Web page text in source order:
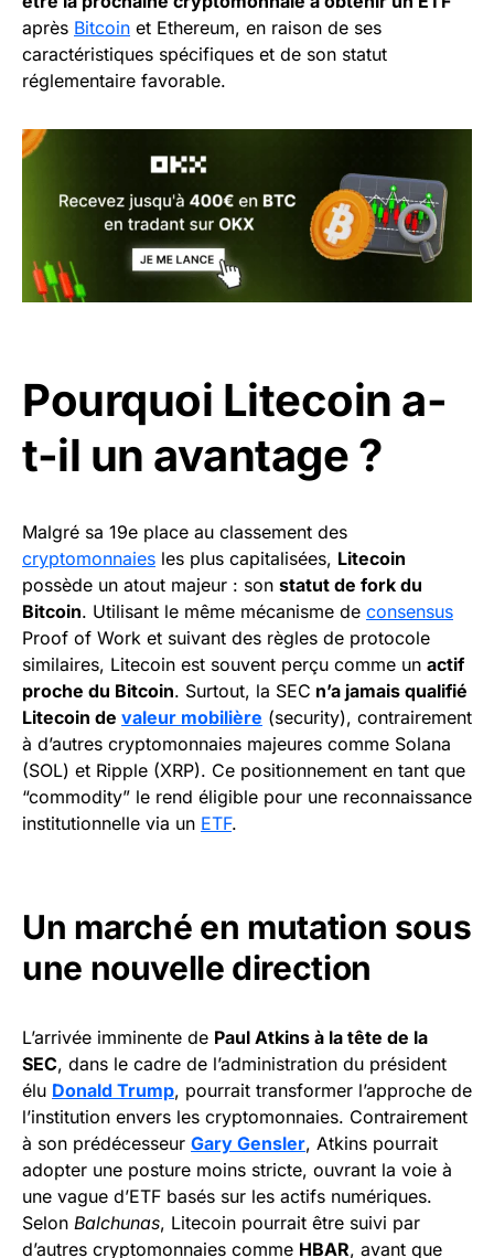
après Bitcoin et Ethereum, en raison de ses
caractéristiques spécifiques et de son statut
réglementaire favorable.
Pourquoi Litecoin a-
t-il un avantage ?
Malgré sa 19e place au classement des
cryptomonnaies les plus capitalisées, Litecoin
possède un atout majeur : son statut de fork du
Bitcoin. Utilisant le même mécanisme de consensus
Proof of Work et suivant des règles de protocole
similaires, Litecoin est souvent perçu comme un actif
proche du Bitcoin. Surtout, la SEC n’a jamais qualifié
Litecoin de valeur mobilière (security), contrairement
à d’autres cryptomonnaies majeures comme Solana
(SOL) et Ripple (XRP). Ce positionnement en tant que
“commodity” le rend éligible pour une reconnaissance
institutionnelle via un ETF.
Un marché en mutation sous
une nouvelle direction
L’arrivée imminente de Paul Atkins à la tête de la
SEC, dans le cadre de l’administration du président
élu Donald Trump, pourrait transformer l’approche de
l’institution envers les cryptomonnaies. Contrairement
à son prédécesseur Gary Gensler, Atkins pourrait
adopter une posture moins stricte, ouvrant la voie à
une vague d’ETF basés sur les actifs numériques.
Selon Balchunas, Litecoin pourrait être suivi par
d’autres cryptomonnaies comme HBAR, avant que